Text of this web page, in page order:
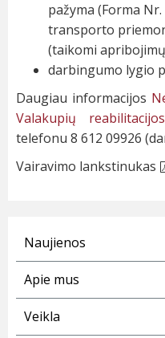
pažyma (Forma
transporto
(taikomi
darbingumo lygio
Daugiau informacijos
Valakupių
telefonu 8 612 09926
Vairavimo lankstinukas
Naujienos
Apie mus
Veikla